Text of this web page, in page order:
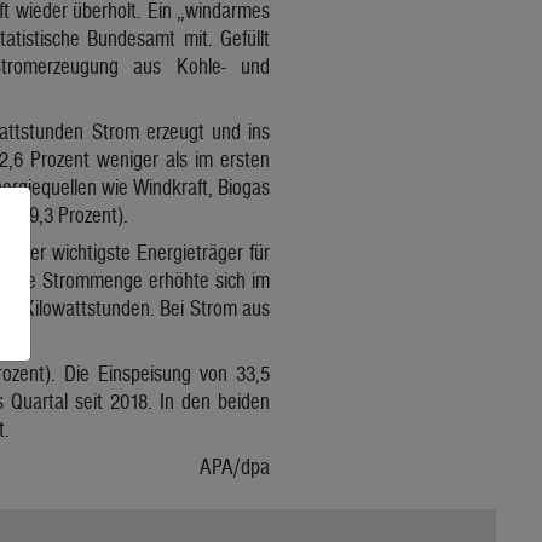
wieder überholt. Ein „windarmes
Bundesamt mit. Gefüllt
aus Kohle- und
Strom erzeugt und ins
Prozent weniger als im ersten
wie Windkraft, Biogas
(59,3 Prozent).
der wichtigste Energieträger für
Strommenge erhöhte sich im
Kilowattstunden. Bei Strom aus
Die Einspeisung von 33,5
seit 2018. In den beiden
APA/dpa